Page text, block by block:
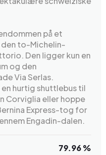
på et
to-Michelin-
Den ligger kun en
og den
Via Serlas.
hurtig shuttlebus til
Corviglia eller hoppe
Express-tog for
Engadin-dalen.
79.96 %